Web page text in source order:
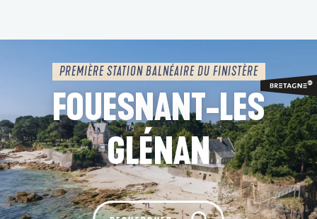
contenu
PREMIÈRE STATION BALNÉAIRE DU FINISTÈRE
FOUESNANT-LES
GLÉNAN
Rechercher